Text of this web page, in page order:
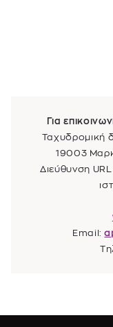
Για
Ταχυδρομική
19003
Διεύθυνση
Email: